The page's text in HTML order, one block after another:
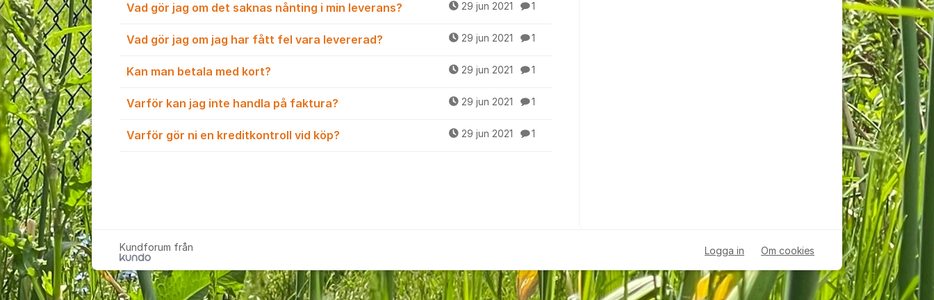
Vad gör jag om det saknas nånting i min leverans? 29 jun 2021 1
Vad gör jag om jag har fått fel vara levererad? 29 jun 2021 1
Kan man betala med kort? 29 jun 2021 1
Varför kan jag inte handla på faktura? 29 jun 2021 1
Varför gör ni en kreditkontroll vid köp? 29 jun 2021 1
Kundforum från Logga in Om cookies